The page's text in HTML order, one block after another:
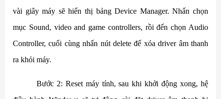
vài giây máy sẽ hiển thị bảng Device Manager. Nhấn chọn
mục Sound, video and game controllers, rồi đến chọn Audio
Controller, cuối cùng nhấn nút delete để xóa driver âm thanh
ra khỏi máy.
Bước 2: Reset máy tính, sau khi khởi động xong, hệ